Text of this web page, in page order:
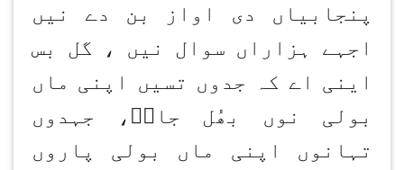
پنجابیاں دی اواز بن دے نیں
اجہے ہزاراں سوال نیں ، گل بس
اینی اے کہ جدوں تسیں اپنی ماں
بولی نوں بھُل جاوؑ، جہدوں
تہانوں اپنی ماں بولی پاروں